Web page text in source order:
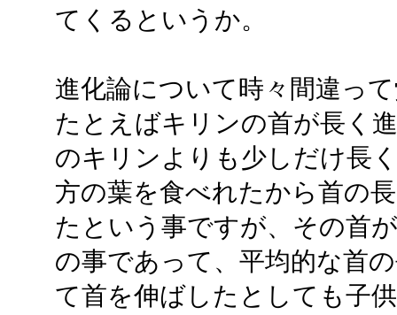
てくるというか。
進化論について時々間違っ
たとえばキリンの首が長く
のキリンよりも少しだけ長
方の葉を食べれたから首の
たという事ですが、その首
の事であって、平均的な首
て首を伸ばしたとしても子